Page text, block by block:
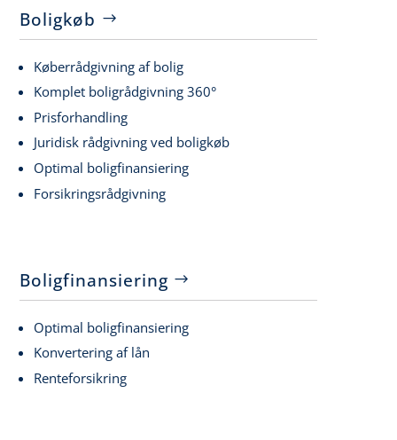
Boligkøb
Køberrådgivning af bolig
Komplet boligrådgivning 360°
Prisforhandling
Juridisk rådgivning ved boligkøb
Optimal boligfinansiering
Forsikringsrådgivning
Boligfinansiering
Optimal boligfinansiering
Konvertering af lån
Renteforsikring